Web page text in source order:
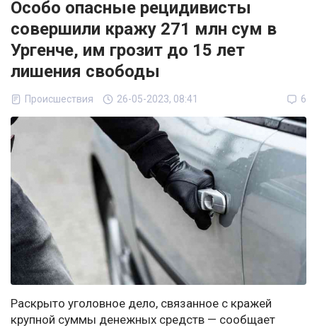
Особо опасные рецидивисты
совершили кражу 271 млн сум в
Ургенче, им грозит до 15 лет
лишения свободы
Происшествия 26-05-2023, 08:41 6
Раскрыто уголовное дело, связанное с кражей
крупной суммы денежных средств — сообщает